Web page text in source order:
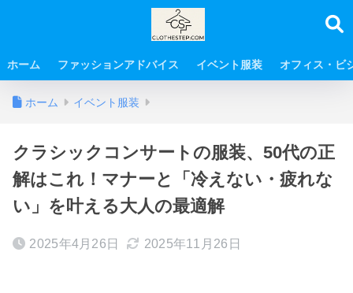
ホーム ファッションアドバイス イベント服装 オフィス・ビ
ホーム イベント服装
クラシックコンサートの服装、50代の正
解はこれ！マナーと「冷えない・疲れな
い」を叶える大人の最適解
2025年4月26日 2025年11月26日